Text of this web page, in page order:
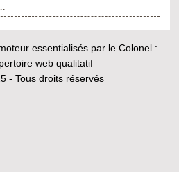
essentialisés par le Colonel :
web qualitatif
- Tous droits réservés